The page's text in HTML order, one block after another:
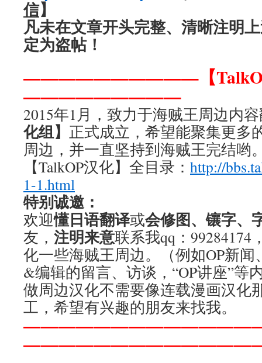
信】
凡未在文章开头完整、清晰注明
定为盗帖！
——————————【TalkOP
—————————
2015年1月，致力于海贼王周边内
化组】 正式成立，希望能聚集更多
周边，并一直坚持到海贼王完结哟
【TalkOP汉化】全目录： http://
1-1.html
特别诚邀：
欢迎懂日语翻译或会修图、镶字、
友， 注明来意联系我qq：
化一些海贼王周边。（例如OP新
&编辑的留言、访谈，“OP讲座”等
做周边汉化不需要像连载漫画汉化
工，希望有兴趣的朋友来找我。
——————————————